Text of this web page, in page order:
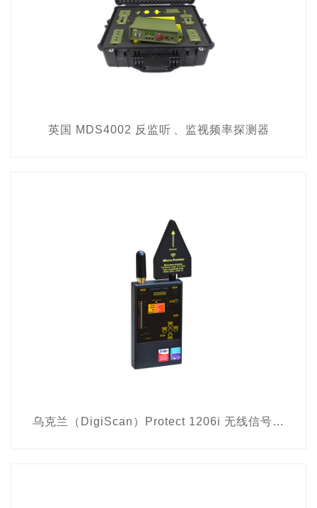
英国 MDS4002 反监听、监视频率探测器
乌克兰（DigiScan）Protect 1206i 无线信号检测器